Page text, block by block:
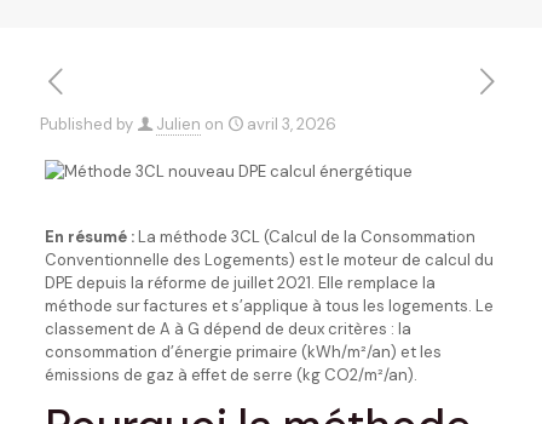
Published by Julien on avril 3, 2026
En résumé :La méthode 3CL (Calcul de la Consommation
Conventionnelle des Logements) est le moteur de calcul du
DPE depuis la réforme de juillet 2021. Elle remplace la
méthode sur factures et s’applique à tous les logements. Le
classement de A à G dépend de deux critères : la
consommation d’énergie primaire (kWh/m²/an) et les
émissions de gaz à effet de serre (kg CO2/m²/an).